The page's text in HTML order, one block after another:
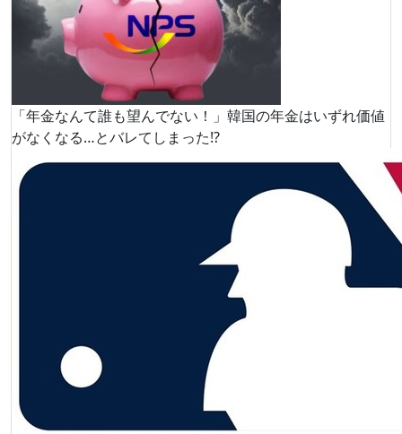
「年金なんて誰も望んでない！」韓国の年金はいずれ価値
がなくなる…とバレてしまった!?